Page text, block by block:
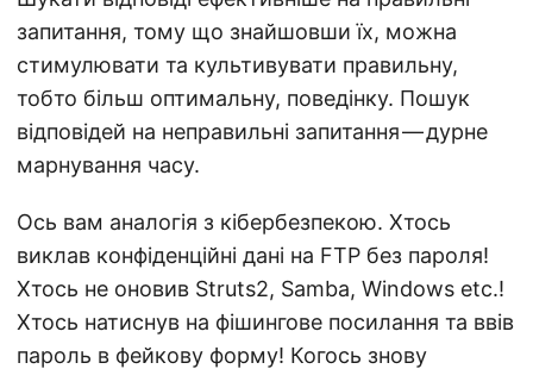
запитання, тому що знайшовши їх, можна
стимулювати та культивувати правильну,
тобто більш оптимальну, поведінку. Пошук
відповідей на неправильні запитання — дурне
марнування часу.
Ось вам аналогія з кібербезпекою. Хтось
виклав конфіденційні дані на FTP без пароля!
Хтось не оновив Struts2, Samba, Windows etc.!
Хтось натиснув на фішингове посилання та ввів
пароль в фейкову форму! Когось знову